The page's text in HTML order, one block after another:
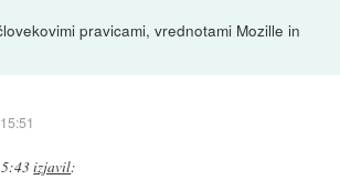
pravicami, vrednotami Mozille in
izjavil: